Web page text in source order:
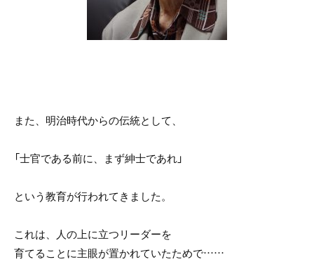
また、明治時代からの伝統として、
「士官である前に、まず紳士であれ」
という教育が行われてきました。
これは、人の上に立つリーダーを
育てることに主眼が置かれていたためで……